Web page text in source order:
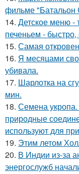
фильме "Батальон
14. Детское меню -
печеньем - быстро,
15. Самая
16. Я месяцами
убивала.
17. Шарлотка на
мин.
18. Семена
природные
используют для
19. Этим летом
20. В Индии из-за
энергослужб